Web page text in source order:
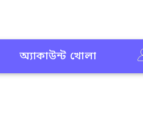
অ্যাকাউন্ট খোলা